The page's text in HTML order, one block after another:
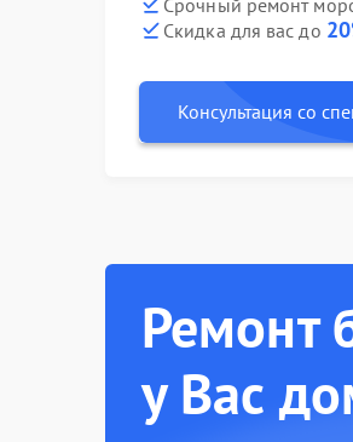
Скидка для вас до
Консультация со
Ремонт
у Вас